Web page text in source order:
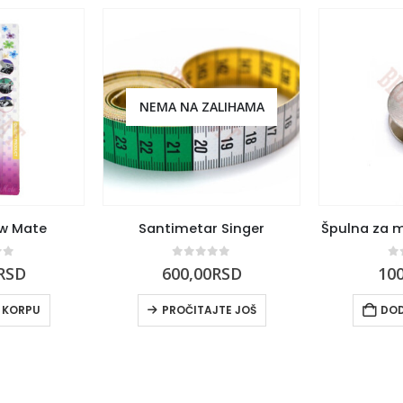
Mate
NEMA NA ZALIHAMA
Santimetar Singer
600,00RSD
PROČITAJTE JOŠ
Špulna za